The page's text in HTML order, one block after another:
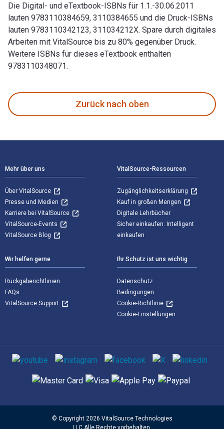
Die Digital- und eTextbook-ISBNs für 1.1.-30.06.2011
lauten 9783110384659, 3110384655 und die Druck-ISBNs
lauten 9783110342123, 311034212X. Spare durch digitales
Arbeiten mit VitalSource bis zu 80% gegenüber Druck.
Weitere ISBNs für dieses eTextbook enthalten
9783110348071.
Zurück nach oben
Mehr über uns
Über VitalSource
Presse und Medien
Karriere bei VitalSource
VitalSource-Events
VitalSource Blog
VitalSource-Ressourcen
Zugänglichkeitserklärung
Kauf in großen Mengen
Digitale Lehrbücher
Sicher einkaufen. Intelligent
einkaufen
Wir helfen gerne
Rückgaberichtlinien
FAQs
VitalSource Support
Ihr Schutz ist uns wichtig
Datenschutz
Bedingungen
Cookie-Richtlinie
Cookie-Einstellungen
Sozialen Medien
Unterstützte Zahlungsmethoden
© Copyright 2026 VitalSource Technologies
LLC Alle Rechte vorbehalten.